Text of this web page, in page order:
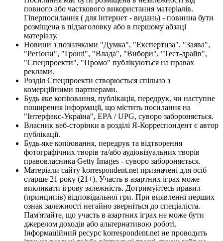
повного або часткового використання матеріалів.
Гіперпосилання ( для інтернет - видань) - повинна бути
розміщена в підзаголовку або в першому абзаці
матеріалу.
Новини з позначками "Думка", "Експертиза", "Заява",
"Регіони", "Гроші", "Влада", "Вибори", "Тест-драйв",
"Спецпроекти", "Промо" публікуються на правах
реклами.
Розділ Спецпроекти створюється спільно з
комерційними партнерами.
Будь яке копіювання, публікація, передрук, чи наступне
поширення інформації, що містить посилання на
"Інтерфакс-Україна", EPA / UPG, суворо забороняється.
Власник веб-сторінки в розділі Я-Корреспондент є автор
публікації.
Будь-яке копіювання, передрук та відтворення
фотографічних творів та/або аудіовізуальних творів
правовласника Getty Images - суворо забороняється.
Матеріали сайту korrespondent.net призначені для осіб
старше 21 року (21+). Участь в азартних іграх може
викликати ігрову залежність. Дотримуйтесь правил
(принципів) відповідальної гри. При виявленні перших
ознак залежності негайно зверніться до спеціаліста.
Пам'ятайте, що участь в азартних іграх не може бути
джерелом доходів або альтернативою роботі.
Інформаційний ресурс korrespondent.net не проводить